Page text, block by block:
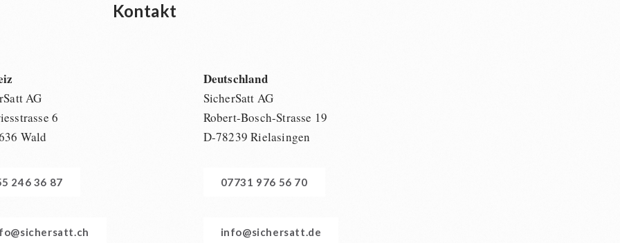
Kontakt
AG
6
Wald
246 36 87
Deutschland
SicherSatt AG
Robert-Bosch-Strasse 19
D-78239 Rielasingen
07731 976 56 70
info@sichersatt.de